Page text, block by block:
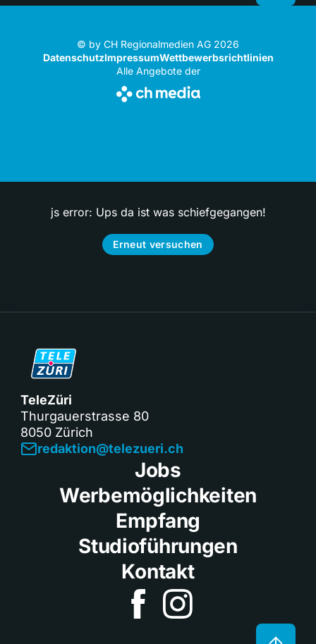
© by CH Regionalmedien AG 2026
DatenschutzImpressumWettbewerbsrichtlinien
Alle Angebote der
js error: Ups da ist was schiefgegangen!
Erneut versuchen
TeleZüri
Thurgauerstrasse 80
8050 Zürich
redaktion@telezueri.ch
Jobs
Werbemöglichkeiten
Empfang
Studioführungen
Kontakt